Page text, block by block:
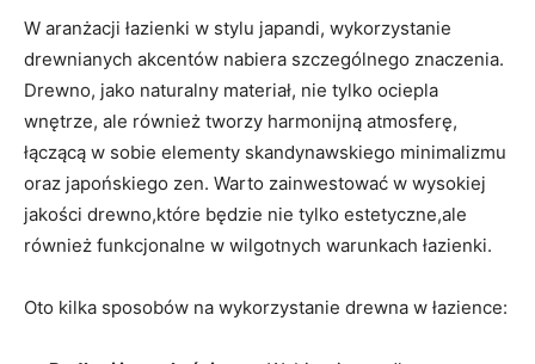
W aranżacji łazienki w stylu japandi, wykorzystanie
drewnianych akcentów nabiera szczególnego znaczenia.
Drewno, jako naturalny materiał, nie tylko ociepla
wnętrze, ale również tworzy harmonijną atmosferę,
łączącą w sobie elementy skandynawskiego minimalizmu
oraz japońskiego zen. Warto zainwestować w wysokiej
jakości drewno,które będzie nie tylko estetyczne,ale
również funkcjonalne w wilgotnych warunkach łazienki.
Oto kilka sposobów na wykorzystanie drewna w łazience: